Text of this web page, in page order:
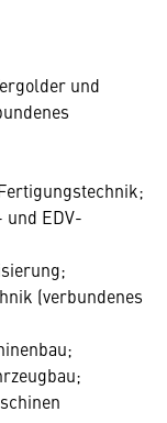
und
EDV-
(verbundenes